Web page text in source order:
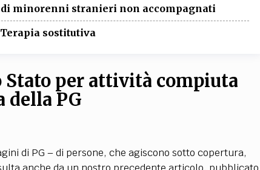
minorenni stranieri non accompagnati
sostitutiva
Stato per attività compiuta
della PG
di PG – di persone, che agiscono sotto copertura,